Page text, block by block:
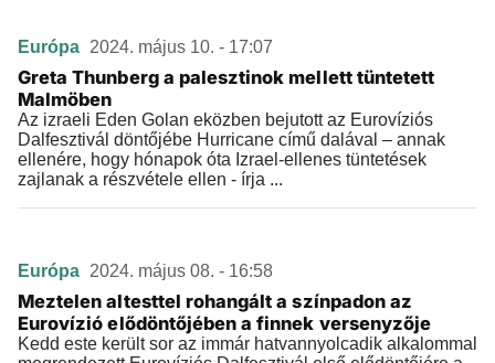
Európa 2024. május 10. - 17:07
Greta Thunberg a palesztinok mellett tüntetett
Malmöben
Az izraeli Eden Golan eközben bejutott az Eurovíziós
Dalfesztivál döntőjébe Hurricane című dalával – annak
ellenére, hogy hónapok óta Izrael-ellenes tüntetések
zajlanak a részvétele ellen - írja ...
Európa 2024. május 08. - 16:58
Meztelen altesttel rohangált a színpadon az
Eurovízió elődöntőjében a finnek versenyzője
Kedd este került sor az immár hatvannyolcadik alkalommal